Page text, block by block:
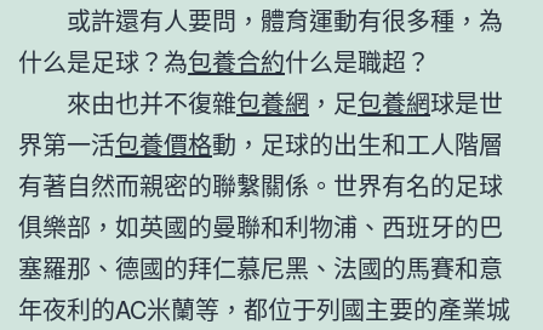
或許還有人要問，體育運動有很多種，為
什么是足球？為包養合約什么是職超？
來由也并不復雜包養網 ，足包養網球是世
界第一活包養價格動，足球的出生和工人階層
有著自然而親密的聯繫關係。世界有名的足球
俱樂部，如英國的曼聯和利物浦、西班牙的巴
塞羅那、德國的拜仁慕尼黑、法國的馬賽和意
年夜利的AC米蘭等，都位于列國主要的產業城